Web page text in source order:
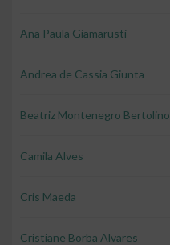
Ana Paula Giamarusti
Andrea de Cassia Giunta
Beatriz Montenegro Bertolino
Camila Alves
Cris Maeda
Cristiane Borba Alvares